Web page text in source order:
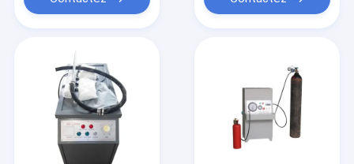
Produits
A propos de nous
Visite d'usine